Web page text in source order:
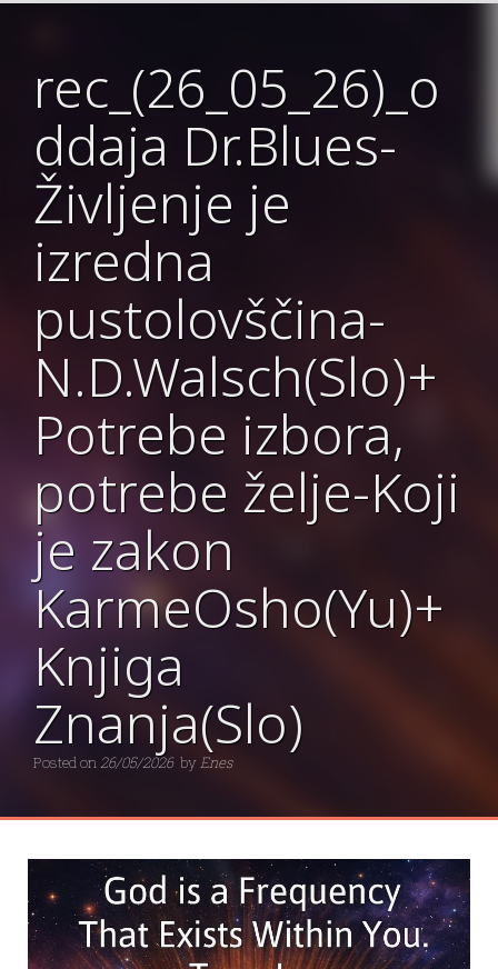
rec_(26_05_26)_o
ddaja Dr.Blues-
Življenje je
izredna
pustolovščina-
N.D.Walsch(Slo)+
Potrebe izbora,
potrebe želje-Koji
je zakon
KarmeOsho(Yu)+
Knjiga
Znanja(Slo)
Posted on26/05/2026 byEnes